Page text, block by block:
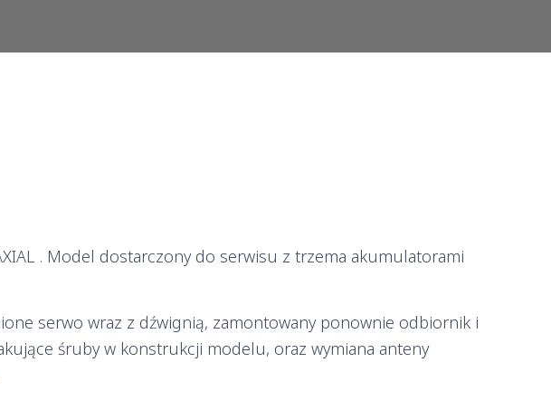
. Model dostarczony do serwisu z trzema akumulatorami
serwo wraz z dźwignią, zamontowany ponownie odbiornik i
śruby w konstrukcji modelu, oraz wymiana anteny